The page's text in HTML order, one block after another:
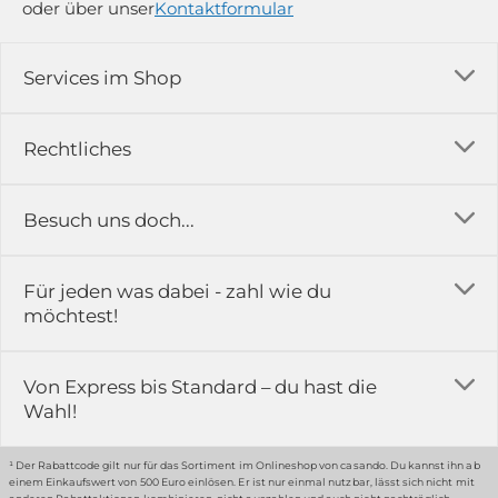
Rechtliches
Impressum
Rückgabe & Reklamation
Widerrufsrecht
Datenschutz-Einstellung
Erklärung zur Barrierefreiheit
Services im Shop
Versandkosten
Erfahrungsberichte & Bewertungen
Kontakt
Karriere
Gewerbekunden
Grounding Page
Besuch uns doch...
in der Ausstellung...
51789 Lindlar
Hinweis:
oder über unserKontaktformular
Für jeden was dabei - zahl wie du
möchtest!
Von Express bis Standard – du hast die
Wahl!
¹ Der Rabattcode gilt nur für das Sortiment im Onlineshop von casando. Du kannst ihn ab
einem Einkaufswert von 500 Euro einlösen. Er ist nur einmal nutzbar, lässt sich nicht mit